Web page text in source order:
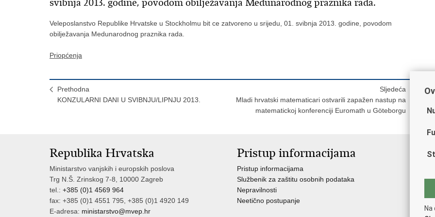
svibnja 2013. godine, povodom obilježavanja Medunarodnog praznika rada.
Veleposlanstvo Republike Hrvatske u Stockholmu bit ce zatvoreno u srijedu, 01. svibnja 2013. godine, povodom
obilježavanja Medunarodnog praznika rada.
Priopćenja
Prethodna
KONZULARNI DANI U SVIBNJU/LIPNJU 2013.
Sljedeća
Mladi hrvatski matematicari ostvarili zapažen nastup na
matematickoj konferenciji Euromath u Göteborgu
Republika Hrvatska
Ministarstvo vanjskih i europskih poslova
Trg N.Š. Zrinskog 7-8, 10000 Zagreb
tel.: +385 (0)1 4569 964
fax: +385 (0)1 4551 795, +385 (0)1 4920 149
E-adresa: ministarstvo@mvep.hr
Pristup informacijama
Pristup informacijama
Službenik za zaštitu osobnih podataka
Nepravilnosti
Neetično postupanje